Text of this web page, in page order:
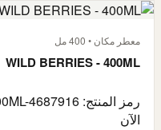
معطر مكان • 400 مل
WILD BERRIES - 400ML
رمز المنتج: SS400ML-4687916
الآن